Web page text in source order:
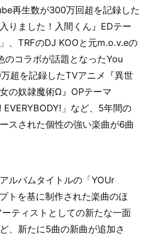
再生数が300万回超を記録した
りました！入間くん』EDテー
、TRFのDJ KOOと元m.o.v.eの
のコラボが話題となったYou
超を記録したTVアニメ『異世
の奴隷魔術Ω』OPテーマ
EVERYBODY!」など、5年間の
スされた個性の強い楽曲が6曲
ルバムタイトルの「YOUr
トを基に制作された楽曲のほ
ティストとしての新たな一面
、新たに5曲の新曲が追加さ